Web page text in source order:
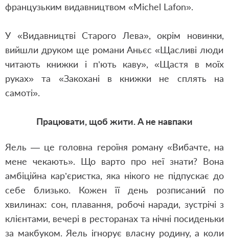
французьким видавництвом «Michel Lafon».
У «Видавництві Старого Лева», окрім новинки,
вийшли друком ще романи Аньєс «Щасливі люди
читають книжки і п’ють каву», «Щастя в моїх
руках» та «Закохані в книжки не сплять на
самоті».
Працювати, щоб жити. А не навпаки
Яель — це головна героїня роману «Вибачте, на
мене чекають». Що варто про неї знати? Вона
амбіційна кар’єристка, яка нікого не підпускає до
себе близько. Кожен її день розписаний по
хвилинах: сон, плавання, робочі наради, зустрічі з
клієнтами, вечері в ресторанах та нічні посиденьки
за макбуком. Яель ігнорує власну родину, а коли